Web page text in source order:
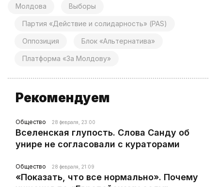
Молдова Выборы
Партия «Действие и солидарность» (PAS)
Оппозиция Блок «Альтернатива»
Платформа «За Молдову»
Рекомендуем
Общество 28 февраля, 23:00
Вселенская глупость. Слова Санду об
унире не согласовали с кураторами
Общество 28 февраля, 21:09
«Показать, что все нормально». Почему